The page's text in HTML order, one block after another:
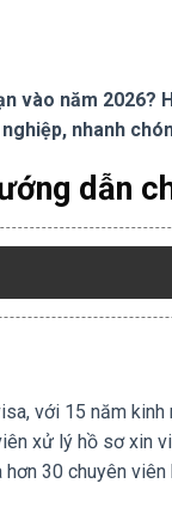
vào năm 2026?
nhanh
dẫn
với 15 năm
xử lý hồ sơ xin
30 chuyên